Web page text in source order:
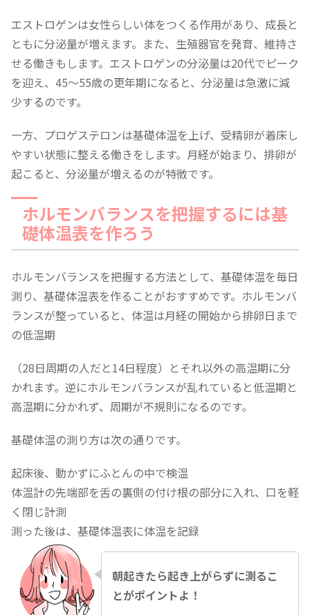
エストロゲンは女性らしい体をつくる作用があり、成長と
ともに分泌量が増えます。また、生殖器官を発育、維持さ
せる働きもします。エストロゲンの分泌量は20代でピーク
を迎え、45〜55歳の更年期になると、分泌量は急激に減
少するのです。
一方、プロゲステロンは基礎体温を上げ、受精卵が着床し
やすい状態に整える働きをします。月経が始まり、排卵が
起こると、分泌量が増えるのが特徴です。
ホルモンバランスを把握するには基
礎体温表を作ろう
ホルモンバランスを把握する方法として、基礎体温を毎日
測り、基礎体温表を作ることがおすすめです。ホルモンバ
ランスが整っていると、体温は月経の開始から排卵日まで
の低温期
（28日周期の人だと14日程度）とそれ以外の高温期に分
かれます。逆にホルモンバランスが乱れていると低温期と
高温期に分かれず、周期が不規則になるのです。
基礎体温の測り方は次の通りです。
起床後、動かずにふとんの中で検温
体温計の先端部を舌の裏側の付け根の部分に入れ、口を軽
く閉じ計測
測った後は、基礎体温表に体温を記録
朝起きたら起き上がらずに測るこ
とがポイントよ！